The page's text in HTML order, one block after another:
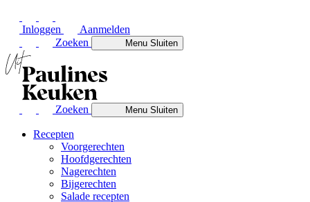
Inloggen
Aanmelden
Zoeken
MenuSluiten
Zoeken MenuSluiten
Recepten
Voorgerechten
Hoofdgerechten
Nagerechten
Bijgerechten
Salade recepten